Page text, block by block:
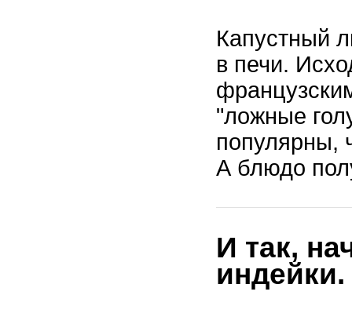
Капустный
в печи.
"ложные
популярны,
А блюдо
И так,